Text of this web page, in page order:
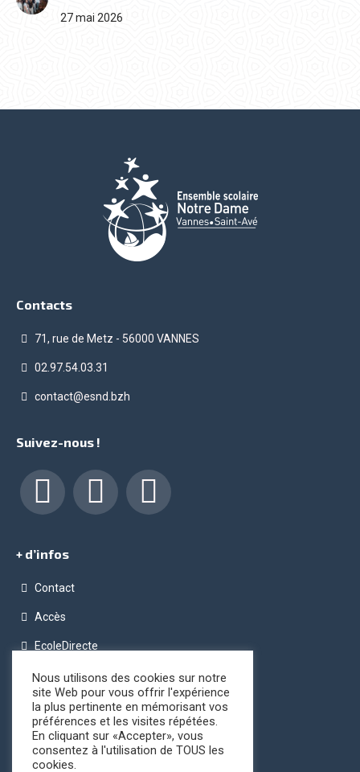
27 mai 2026
Contacts
71, rue de Metz - 56000 VANNES
02.97.54.03.31
contact@esnd.bzh
Suivez-nous !
Facebook LinkedIn Instagram
+ d’infos
Contact
Accès
EcoleDirecte
Programme OPC (Ordinateur Pour Chacun)
Conditions générales de vente
Registre public d’accessibilité
Nous utilisons des cookies sur notre
site Web pour vous offrir l'expérience
la plus pertinente en mémorisant vos
préférences et les visites répétées.
En cliquant sur «Accepter», vous
consentez à l'utilisation de TOUS les
cookies.